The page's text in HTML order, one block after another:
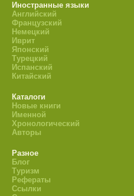
Иностранные языки
Английский
Французский
Немецкий
Иврит
Японский
Турецкий
Испанский
Китайский
Каталоги
Новые книги
Именной
Хронологический
Авторы
Разное
Блог
Туризм
Рефераты
Ссылки